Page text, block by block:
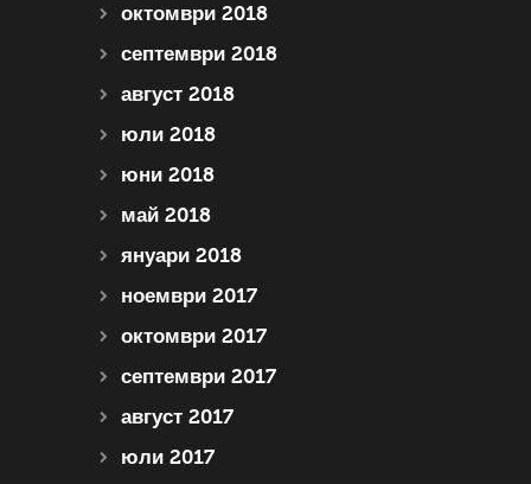
октомври 2018
септември 2018
август 2018
юли 2018
юни 2018
май 2018
януари 2018
ноември 2017
октомври 2017
септември 2017
август 2017
юли 2017